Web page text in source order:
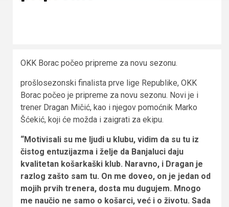
OKK Borac počeo pripreme za novu sezonu.
prošlosezonski finalista prve lige Republike, OKK
Borac počeo je pripreme za novu sezonu. Novi je i
trener Dragan Mičić, kao i njegov pomoćnik Marko
Šćekić, koji će možda i zaigrati za ekipu.
“Motivisali su me ljudi u klubu, vidim da su tu iz
čistog entuzijazma i želje da Banjaluci daju
kvalitetan košarkaški klub. Naravno, i Dragan je
razlog zašto sam tu. On me doveo, on je jedan od
mojih prvih trenera, dosta mu dugujem. Mnogo
me naučio ne samo o košarci, već i o životu. Sada